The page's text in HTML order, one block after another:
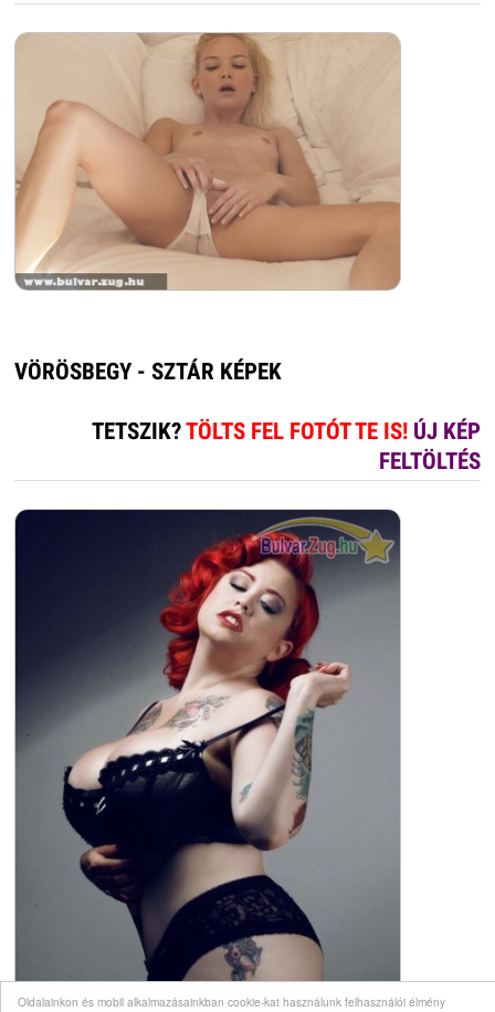
Oldalainkon és mobil alkalmazásainkban cookie-kat használunk felhasználói élmény
VÖRÖSBEGY - SZTÁR KÉPEK
TETSZIK?TÖLTS FEL FOTÓT TE IS! ÚJ KÉP
FELTÖLTÉS